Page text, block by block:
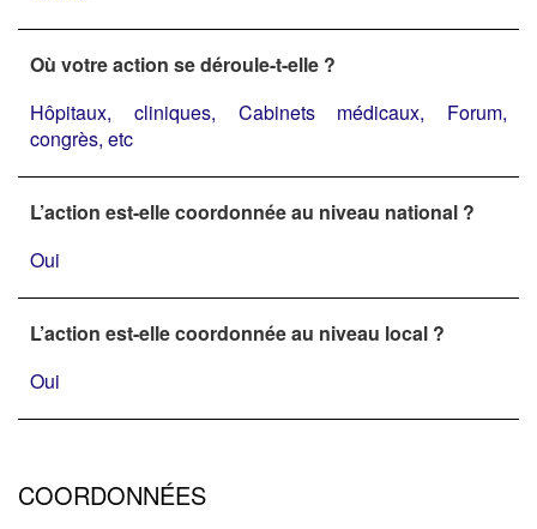
Où votre action se déroule-t-elle ?
Hôpitaux, cliniques, Cabinets médicaux, Forum,
congrès, etc
L’action est-elle coordonnée au niveau national ?
Oui
L’action est-elle coordonnée au niveau local ?
Oui
COORDONNÉES